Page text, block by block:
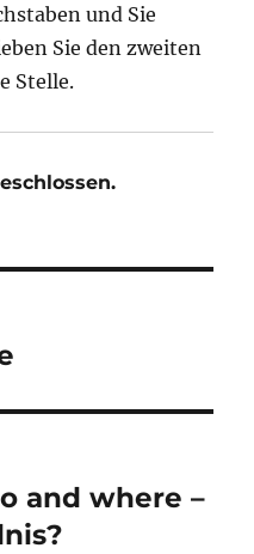
und Sie
Sie den zweiten
Stelle.
and where –